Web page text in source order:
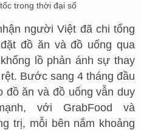
trong thời đại số
người Việt đã chi tổng
đồ ăn và đồ uống qua
lồ phản ánh sự thay
Bước sang 4 tháng đầu
đồ ăn và đồ uống vẫn duy
với GrabFood và
trị, mỗi bên nắm khoảng